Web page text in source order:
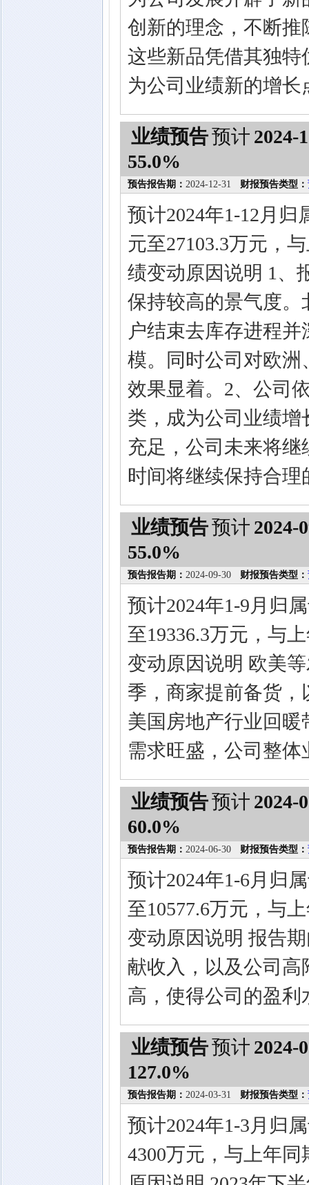
创新的理念，不断
这些新品凭借其独
为公司业绩新的增长
业绩预告预计 2024-
55.0%
预告报告期： 2024-12-31 财报预告类型：
预计2024年1-12月归
元至27103.3万元，
绩变动原因说明 1、
保持较高的景气度
户结束去库存进程
模。同时公司对欧
效果显着。2、公司
类，成为公司业绩
充足，公司未来将
时间将继续保持合理
业绩预告预计 2024-
55.0%
预告报告期： 2024-09-30 财报预告类型：
预计2024年1-9月归
至19336.3万元，与
变动原因说明 欧美
季，商家提前备货
美国房地产行业回
需求旺盛，公司整体
业绩预告预计 2024-
60.0%
预告报告期： 2024-06-30 财报预告类型：
预计2024年1-6月归
至10577.6万元，与
变动原因说明 报告
献收入，以及公司
高，使得公司的盈利
业绩预告预计 2024-
127.0%
预告报告期： 2024-03-31 财报预告类型：
预计2024年1-3月归
4300万元，与上年